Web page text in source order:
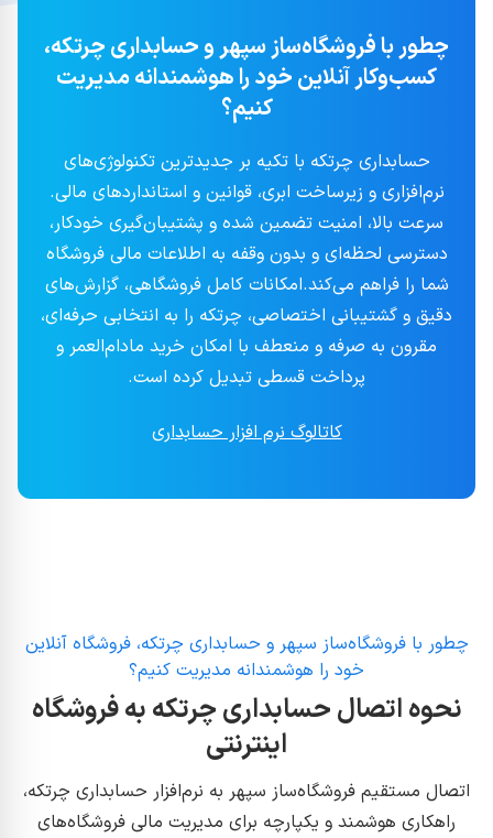
چطور با فروشگاه‌ساز سپهر و حسابداری چرتکه،
کسب‌وکار آنلاین خود را هوشمندانه مدیریت
کنیم؟
حسابداری چرتکه با تکیه بر جدیدترین تکنولوژی‌های
نرم‌افزاری و زیرساخت ابری، قوانین و استانداردهای مالی.
سرعت بالا، امنیت تضمین شده و پشتیبان‌گیری خودکار،
دسترسی لحظه‌ای و بدون وقفه به اطلاعات مالی فروشگاه
شما را فراهم می‌کند.امکانات کامل فروشگاهی، گزارش‌های
دقیق و گشتیبانی اختصاصی، چرتکه را به انتخابی حرفه‌ای،
مقرون به صرفه و منعطف با امکان خرید مادام‌العمر و
پرداخت قسطی تبدیل کرده است.
کاتالوگ نرم افزار حسابداری
چطور با فروشگاه‌ساز سپهر و حسابداری چرتکه، فروشگاه آنلاین
خود را هوشمندانه مدیریت کنیم؟
نحوه اتصال حسابداری چرتکه به فروشگاه
اینترنتی
اتصال مستقیم فروشگاه‌ساز سپهر به نرم‌افزار حسابداری چرتکه،
راهکاری هوشمند و یکپارچه برای مدیریت مالی فروشگاه‌های